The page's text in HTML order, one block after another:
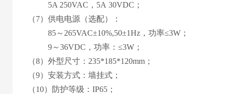
5A 250VAC， 5A 30VDC ；
（7） 供电电源 （选配）
：
85～ 265VAC±10%,50±1Hz，功率≤3W；
9～36VDC，功率：≤3W；
（8）外型尺寸： 235*185*120mm ；
（9）安装方式： 墙挂式 ；
（10）
防护等级：IP65；